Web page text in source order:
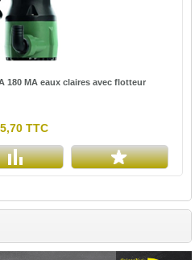
180 MA eaux claires avec flotteur
TTC